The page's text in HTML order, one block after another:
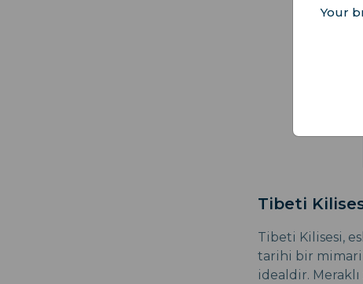
Tibeti
Tibeti Kilisesi,
tarihi bir mimari
idealdir.
Your